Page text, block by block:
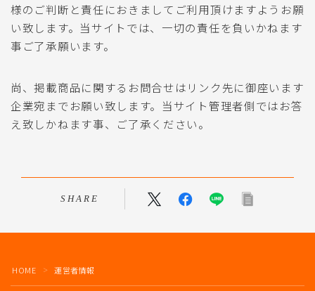
様のご判断と責任におきましてご利用頂けますようお願
い致します。当サイトでは、一切の責任を負いかねます
事ご了承願います。
尚、掲載商品に関するお問合せはリンク先に御座います
企業宛までお願い致します。当サイト管理者側ではお答
え致しかねます事、ご了承ください。
SHARE
HOME ＞ 運営者情報